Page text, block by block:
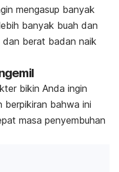
mengasup banyak
banyak buah dan
dan berat badan naik
bikin Anda ingin
berpikiran bahwa ini
masa penyembuhan